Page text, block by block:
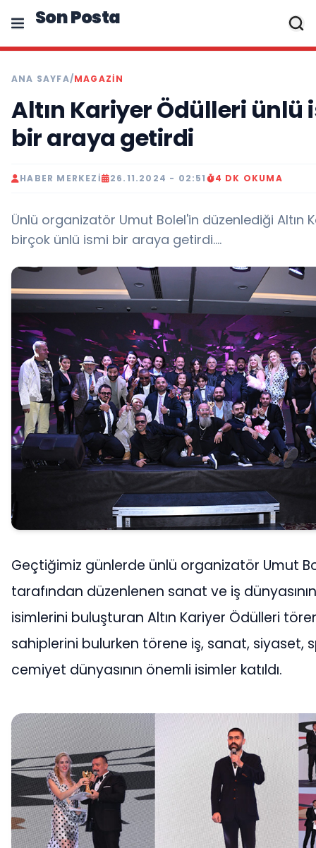
Son Posta
ANA SAYFA/MAGAZIN
Altın Kariyer Ödülleri ünlü
bir araya getirdi
HABER MERKEZI 26.11.2024 - 02:51 4 DK OKUMA
Ünlü organizatör Umut Bolel'in düzenlediği Altın
birçok ünlü ismi bir araya getirdi....
Geçtiğimiz günlerde ünlü organizatör Umut
tarafından düzenlenen sanat ve iş
isimlerini buluşturan Altın Kariyer Ödülleri
sahiplerini bulurken törene iş, sanat, siyaset,
cemiyet dünyasının önemli isimler katıldı.